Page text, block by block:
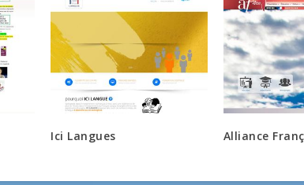
Ici Langues Alliance